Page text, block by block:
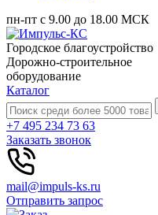
пн-пт с 9.00 до 18.00 МСК
Городское благоустройство
Дорожно-строительное
оборудование
Каталог
+7 495 234 73 63
Заказать звонок
mail@impuls-ks.ru
Отправить запрос